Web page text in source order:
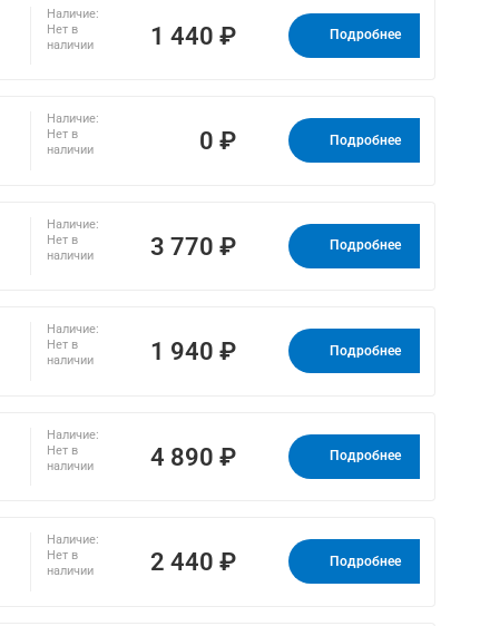
Наличие:
Нет в
наличии
1 440 ₽ Подробнее
Наличие:
Нет в
наличии
0 ₽ Подробнее
Наличие:
Нет в
наличии
3 770 ₽ Подробнее
Наличие:
Нет в
наличии
1 940 ₽ Подробнее
Наличие:
Нет в
наличии
4 890 ₽ Подробнее
Наличие:
Нет в
наличии
2 440 ₽ Подробнее